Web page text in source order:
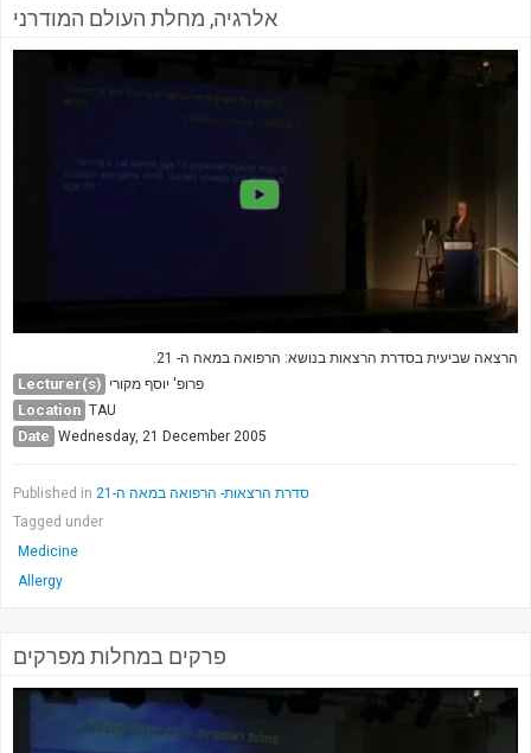
אלרגיה, מחלת העולם המודרני
הרצאה שביעית בסדרת הרצאות בנושא: הרפואה במאה ה- 21.
Lecturer(s) פרופ' יוסף מקורי
Location TAU
Date Wednesday, 21 December 2005
Published in
סדרת הרצאות- הרפואה במאה ה-21
Tagged under
Medicine
Allergy
פרקים במחלות מפרקים